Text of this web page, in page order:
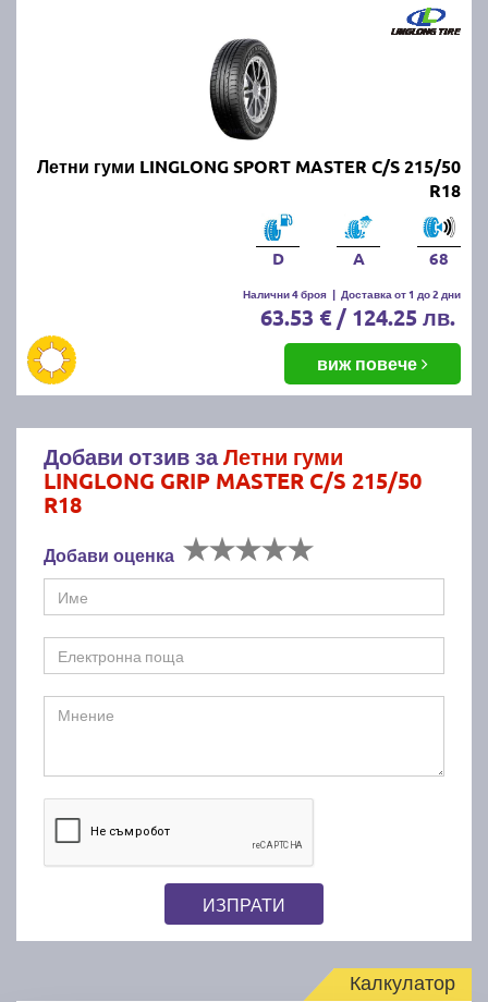
Летни гуми LINGLONG SPORT MASTER C/S 215/50
R18
D A 68
Налични 4 броя | Доставка от 1 до 2 дни
63.53 € / 124.25 лв.
виж повече
Добави отзив заЛетни гуми
LINGLONG GRIP MASTER C/S 215/50
R18
Добави оценка
ИЗПРАТИ
Калкулатор